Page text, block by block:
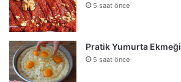
5 saat önce
Pratik Yumurta Ekmeği
5 saat önce